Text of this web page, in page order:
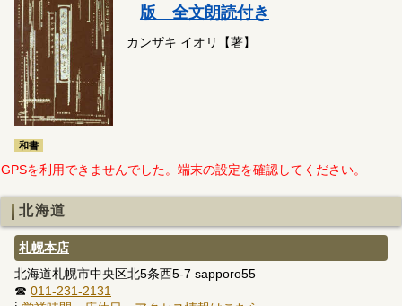
和書
版 全文朗読付き
カンザキ イオリ【著】
GPSを利用できませんでした。端末の設定を確認してください。
北海道
札幌本店
北海道札幌市中央区北5条西5-7 sapporo55
☎ 011-231-2131